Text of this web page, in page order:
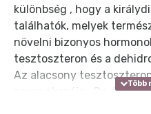
különbség , hogy a
találhatók, melyek
növelni bizonyos
tesztoszteron és a
Az alacsony
zavar okozója . De